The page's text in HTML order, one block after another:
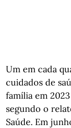
Um em cada
cuidados de
família em
segundo o
Saúde. Em